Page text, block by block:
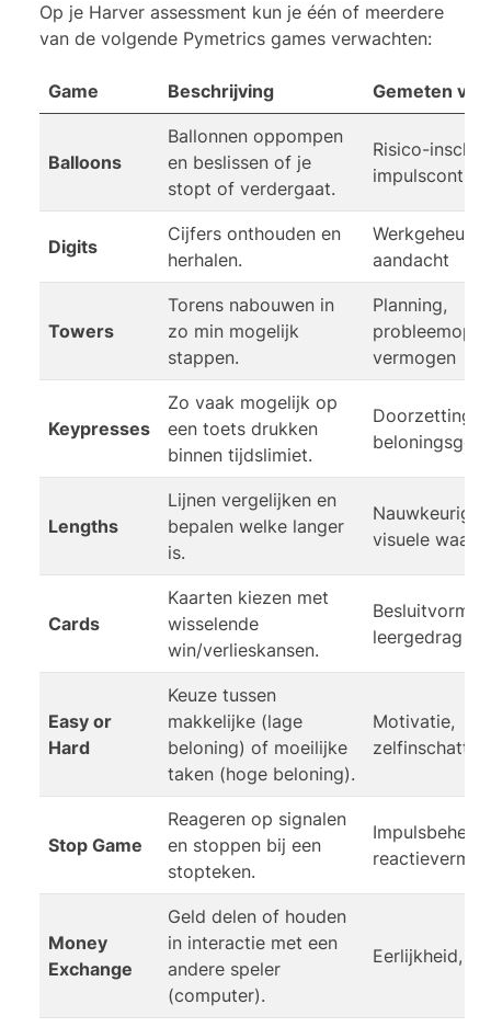
Op je Harver assessment kun je één of meerdere
van de volgende Pymetrics games verwachten:
Game Beschrijving Gemeten
Balloons
Ballonnen oppompen
en beslissen of je
stopt of verdergaat.
Risico-
Digits
Cijfers onthouden en
herhalen.
aandacht
Towers
Torens nabouwen in
zo min mogelijk
stappen.
Planning,
vermogen
Keypresses
Zo vaak mogelijk op
een toets drukken
binnen tijdslimiet.
Lengths
Lijnen vergelijken en
bepalen welke langer
is.
visuele
Cards
Kaarten kiezen met
wisselende
win/verlieskansen.
leergedrag
Easy or
Hard
Keuze tussen
makkelijke (lage
beloning) of moeilijke
taken (hoge beloning).
Motivatie,
Stop Game
Reageren op signalen
en stoppen bij een
stopteken.
Money
Exchange
Geld delen of houden
in interactie met een
andere speler
(computer).
Eerlijkheid,